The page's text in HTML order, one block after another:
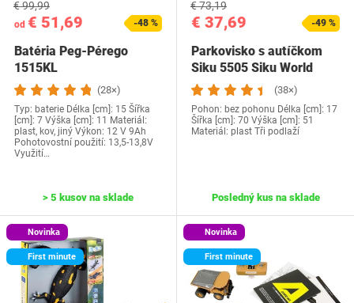
od € 51,69
€ 99,99
-48 %
Batéria Peg-Pérego
1515KL
(28×)
Typ: baterie Délka [cm]: 15 Šířka
[cm]: 7 Výška [cm]: 11 Materiál:
plast, kov, jiný Výkon: 12 V 9Ah
Pohotovostní použití: 13,5-13,8V
Využití…
> 5 kusov na sklade
€ 37,69
€ 73,19
-49 %
Parkovisko s autíčkom
Siku 5505 Siku World
(38×)
Pohon: bez pohonu Délka [cm]: 17
Šířka [cm]: 70 Výška [cm]: 51
Materiál: plast Tři podlaží
Posledný kus na sklade
Novinka
First minute
Novinka
First minute